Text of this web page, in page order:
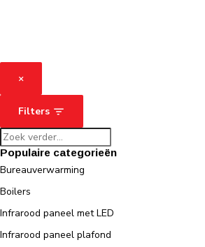
×
Filters
Populaire categorieën
Bureauverwarming
Boilers
Infrarood paneel met LED
Infrarood paneel plafond